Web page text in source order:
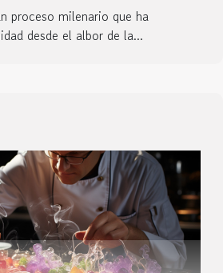
proceso milenario que ha
desde el albor de la...